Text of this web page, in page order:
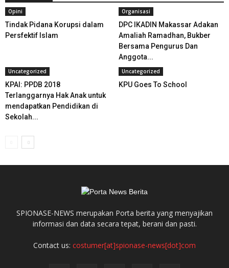
Opini
Tindak Pidana Korupsi dalam
Persfektif Islam
Organisasi
DPC IKADIN Makassar Adakan
Amaliah Ramadhan, Bukber
Bersama Pengurus Dan
Anggota...
Uncategorized
KPAI: PPDB 2018
Terlanggarnya Hak Anak untuk
mendapatkan Pendidikan di
Sekolah...
Uncategorized
KPU Goes To School
SPIONASE-NEWS merupakan Porta berita yang menyajikan
informasi dan data secara tepat, berani dan pasti.
Contact us: costumer[at]spionase-news[dot]com